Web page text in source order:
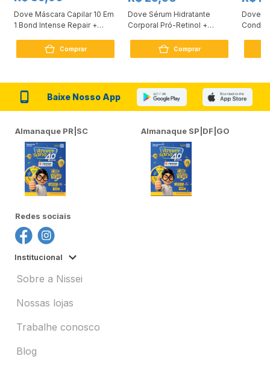
Dove Máscara Capilar 10 Em
1 Bond Intense Repair +
Comprar
Dove Sérum Hidratante
Corporal Pró-Retinol +
Comprar
Dove
Baixe Nosso App
Almanaque PR|SC Almanaque SP|DF|GO
Redes sociais
Institucional
Sobre a Nissei
Nossas lojas
Trabalhe conosco
Blog